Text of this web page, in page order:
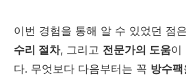
이번 경험을 통해 알 수 있었던 점
수리 절차, 그리고 전문가의 도움이
다. 무엇보다 다음부터는 꼭 방수팩